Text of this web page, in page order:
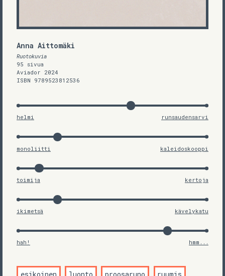
Anna Aittomäki
Ruotokuvia
95 sivua
Aviador 2024
ISBN 9789523812536
helmi runsaudensarvi
monoliitti kaleidoskooppi
toimija kertoja
ikimetsä kävelykatu
hah! hmm...